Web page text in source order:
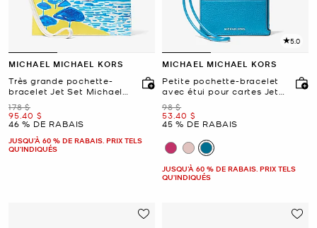
MICHAEL MICHAEL KORS
Très grande pochette-
bracelet Jet Set Michael
Kors X Christina Zimpel
était
178 $
maintenant
95.40 $
46 % DE RABAIS
JUSQU’À 60 % DE RABAIS. PRIX TELS
QU'INDIQUÉS
5.0
MICHAEL MICHAEL KORS
Petite pochette-bracelet
avec étui pour cartes Jet
Set en cuir grainé
était
98 $
maintenant
53.40 $
45 % DE RABAIS
JUSQU’À 60 % DE RABAIS. PRIX TELS
QU'INDIQUÉS